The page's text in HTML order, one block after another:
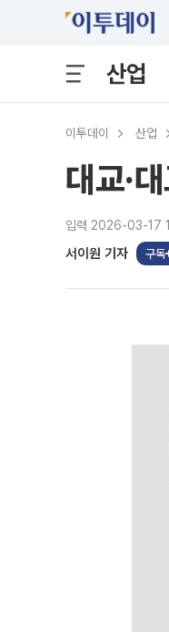
산업
이투데이 산업
대교·
입력 2026-03-17
서이원 기자 구독